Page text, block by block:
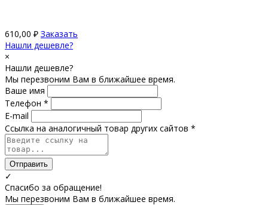
610,00 ₽ Заказать
Нашли дешевле?
×
Нашли дешевле?
Мы перезвоним Вам в ближайшее время.
Ваше имя
Телефон *
E-mail
Ссылка на аналогичный товар других сайтов *
Отправить
✓
Спасибо за обращение!
Мы перезвоним Вам в ближайшее время.